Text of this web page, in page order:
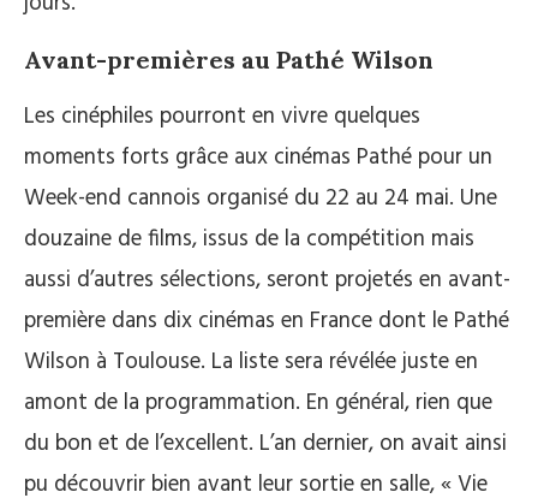
Avant-premières au Pathé Wilson
Les cinéphiles pourront en vivre quelques
moments forts grâce aux cinémas Pathé pour un
Week-end cannois organisé du 22 au 24 mai. Une
douzaine de films, issus de la compétition mais
aussi d’autres sélections, seront projetés en avant-
première dans dix cinémas en France dont le Pathé
Wilson à Toulouse. La liste sera révélée juste en
amont de la programmation. En général, rien que
du bon et de l’excellent. L’an dernier, on avait ainsi
pu découvrir bien avant leur sortie en salle, « Vie